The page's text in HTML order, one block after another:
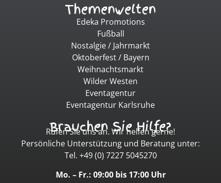
Themenwelten
Edeka Promotions
Fußball
Nostalgie / Jahrmarkt
Oktoberfest / Bayern
Weihnachtsmarkt
Wilder Westen
Eventagentur
Eventagentur Karlsruhe
Brauchen Sie Hilfe?
Rufen Sie uns an. Wir helfen gerne!
Persönliche Unterstützung und Beratung unter:
Tel. +49 (0) 7227 5045270
Mo. – Fr.: 09:00 bis 17:00 Uhr